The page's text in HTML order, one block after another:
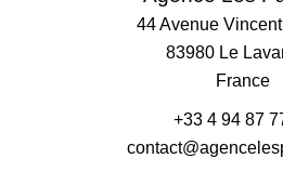
44 Avenue
83980 Le
France
+33 4 94 87